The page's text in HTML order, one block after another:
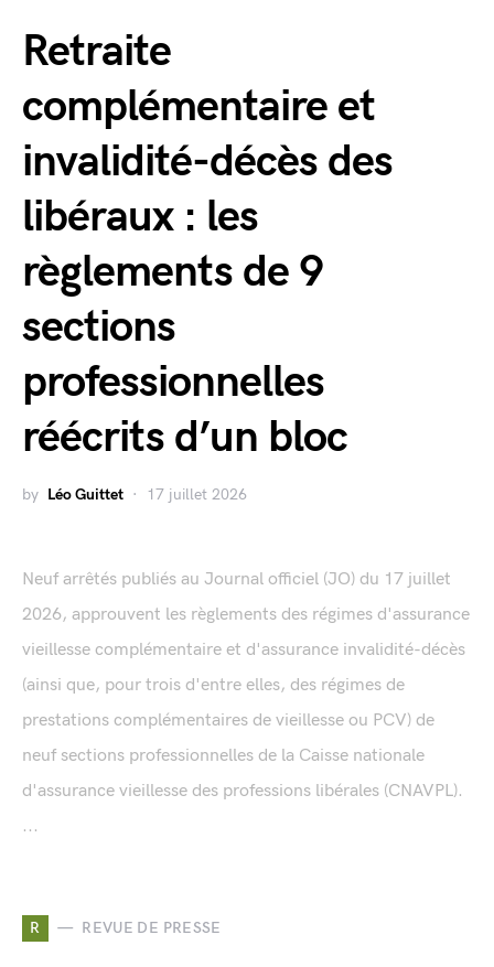
Retraite
complémentaire et
invalidité-décès des
libéraux : les
règlements de 9
sections
professionnelles
réécrits d’un bloc
by Léo Guittet 17 juillet 2026
Neuf arrêtés publiés au Journal officiel (JO) du 17 juillet
2026, approuvent les règlements des régimes d'assurance
vieillesse complémentaire et d'assurance invalidité-décès
(ainsi que, pour trois d'entre elles, des régimes de
prestations complémentaires de vieillesse ou PCV) de
neuf sections professionnelles de la Caisse nationale
d'assurance vieillesse des professions libérales (CNAVPL).
...
R REVUE DE PRESSE